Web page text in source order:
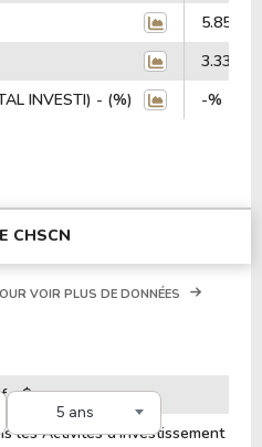
5.85%
3.33%
INVESTI) - (%)
-%
CHSCN
5 ans
VOIR PLUS DE DONNÉES
- $
les Activités d'Investissement - $